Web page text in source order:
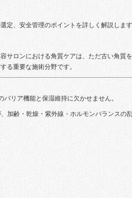
選定、 安全管理のポイント を詳しく 解説 し ます
サロンにおける角質ケアは、 ただ古い角質を
する重要な施術分野です。
バリア機能と 保湿維持に欠かせま せん。
加齢・ 乾燥・ 紫外線・ ホルモンバランスの